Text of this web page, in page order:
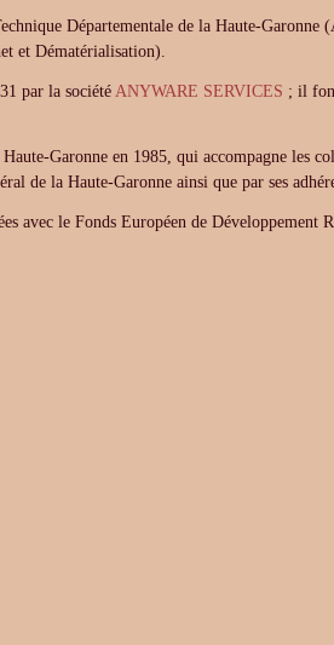
Départementale de la Haute-Garonne
et Dématérialisation).
par la société ANYWARE SERVICES ; il
Garonne en 1985, qui accompagne les
de la Haute-Garonne ainsi que par ses
avec le Fonds Européen de Développement